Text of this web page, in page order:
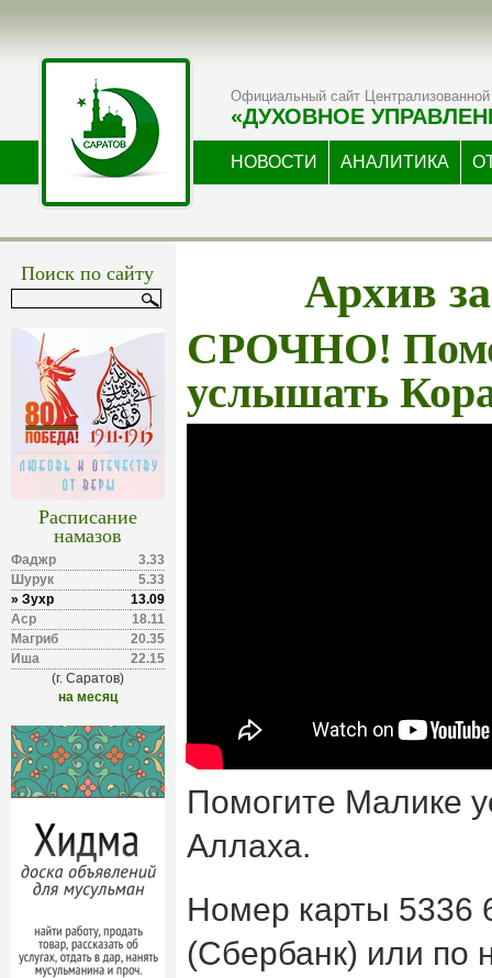
Официальный сайт Централизованной
«ДУХОВНОЕ
НОВОСТИ АНАЛИТИКА
Поиск по сайту
Расписание
намазов
Фаджр
3.33
Шурук
5.33
» Зухр
13.09
Аср
18.11
Магриб
20.35
Иша
22.15
(г. Саратов)
на месяц
Архив
СРОЧНО!
услышать
Помогите Малике
Аллаха.
Номер карты 5336
(Сбербанк) или по